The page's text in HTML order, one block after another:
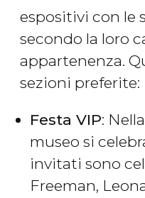
espositivi con le
secondo la loro
appartenenza.
sezioni preferite:
Festa VIP:
museo si
invitati sono
Freeman,